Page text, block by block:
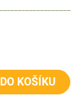
DO KOŠÍKU